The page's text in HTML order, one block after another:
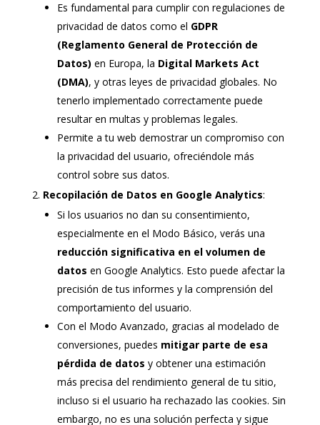
Es fundamental para cumplir con regulaciones de
privacidad de datos como el GDPR
(Reglamento General de Protección de
Datos) en Europa, la Digital Markets Act
(DMA), y otras leyes de privacidad globales. No
tenerlo implementado correctamente puede
resultar en multas y problemas legales.
Permite a tu web demostrar un compromiso con
la privacidad del usuario, ofreciéndole más
control sobre sus datos.
Recopilación de Datos en Google Analytics:
Si los usuarios no dan su consentimiento,
especialmente en el Modo Básico, verás una
reducción significativa en el volumen de
datos en Google Analytics. Esto puede afectar la
precisión de tus informes y la comprensión del
comportamiento del usuario.
Con el Modo Avanzado, gracias al modelado de
conversiones, puedes mitigar parte de esa
pérdida de datos y obtener una estimación
más precisa del rendimiento general de tu sitio,
incluso si el usuario ha rechazado las cookies. Sin
embargo, no es una solución perfecta y sigue